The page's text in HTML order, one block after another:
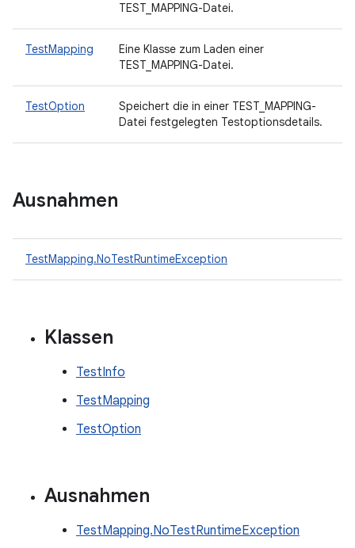
TEST_MAPPING-Datei.
TestMapping
Eine Klasse zum Laden einer
TEST_MAPPING-Datei.
TestOption
Speichert die in einer TEST_MAPPING-
Datei festgelegten Testoptionsdetails.
Ausnahmen
TestMapping.NoTestRuntimeException
Klassen
TestInfo
TestMapping
TestOption
Ausnahmen
TestMapping.NoTestRuntimeException